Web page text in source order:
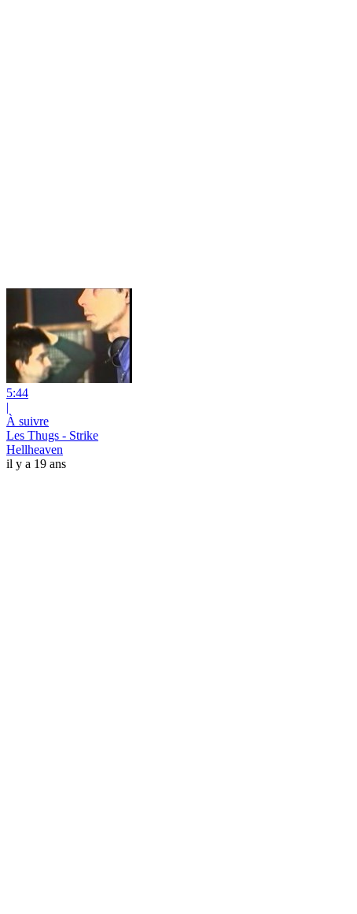
5:44
|
À suivre
Les Thugs - Strike
Hellheaven
il y a 19 ans